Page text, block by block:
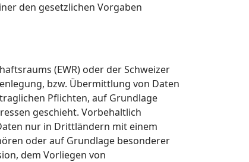
den gesetzlichen Vorgaben
(EWR) oder der Schweizer
bzw. Übermittlung von Daten
Pflichten, auf Grundlage
geschieht. Vorbehaltlich
nur in Drittländern mit einem
oder auf Grundlage besonderer
dem Vorliegen von